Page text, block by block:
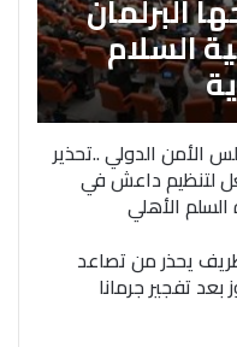
السلام
الأمن الدولي ..تحذير
لتنظيم داعش في
الأهلي
يحذر من تصاعد
تفجير جرمانا